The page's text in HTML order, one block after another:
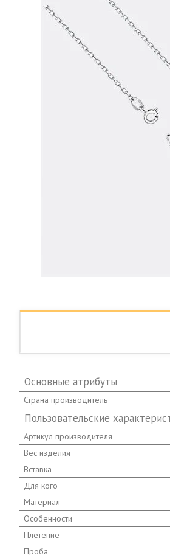
Основные атрибуты
Страна производитель
Пользовательские
Артикул производителя
Вес изделия
Вставка
Для кого
Материал
Особенности
Плетение
Проба